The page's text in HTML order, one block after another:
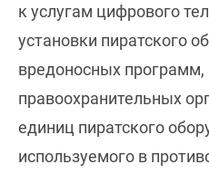
к услугам цифрового
установки пиратского
вредоносных программ,
правоохранительных
единиц пиратского
используемого в